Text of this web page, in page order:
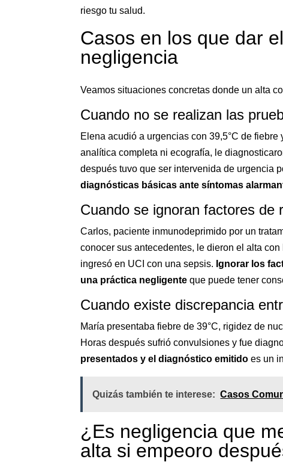
riesgo tu salud.
Casos en los que dar
negligencia
Veamos situaciones concretas donde un alta
Cuando no se realizan las
Elena acudió a urgencias con 39,5°C de
analítica completa ni ecografía, le
después tuvo que ser intervenida de urgencia
diagnósticas básicas ante síntomas
Cuando se ignoran factores de
Carlos, paciente inmunodeprimido por un
conocer sus antecedentes, le dieron el alta
ingresó en UCI con una sepsis. Ignorar los
una práctica negligente que puede tener
Cuando existe discrepancia
María presentaba fiebre de 39°C, rigidez de
Horas después sufrió convulsiones y fue
presentados y el diagnóstico emitido es un
Quizás también te interese: Casos
¿Es negligencia que
alta si empeoro